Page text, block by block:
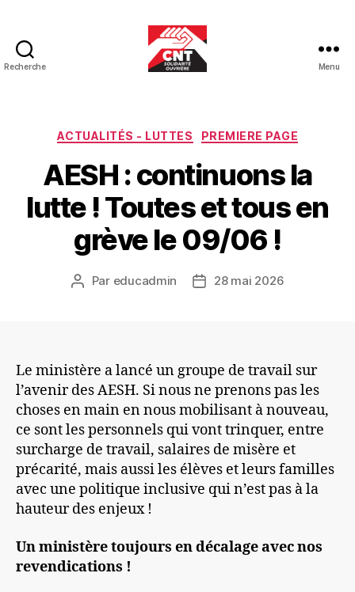
Recherche Menu
Catégories
ACTUALITÉS - LUTTES PREMIERE PAGE
AESH : continuons la
lutte ! Toutes et tous en
grève le 09/06 !
Auteur
Par educadmin
Date28 mai 2026
Le ministère a lancé un groupe de travail sur
l’avenir des AESH. Si nous ne prenons pas les
choses en main en nous mobilisant à nouveau,
ce sont les personnels qui vont trinquer, entre
surcharge de travail, salaires de misère et
précarité, mais aussi les élèves et leurs familles
avec une politique inclusive qui n’est pas à la
hauteur des enjeux !
Un ministère toujours en décalage avec nos
revendications !